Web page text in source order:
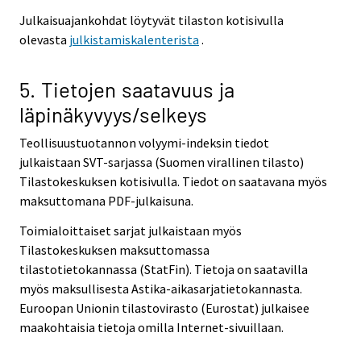
Julkaisuajankohdat löytyvät tilaston kotisivulla
olevasta julkistamiskalenterista .
5. Tietojen saatavuus ja
läpinäkyvyys/selkeys
Teollisuustuotannon volyymi-indeksin tiedot
julkaistaan SVT-sarjassa (Suomen virallinen tilasto)
Tilastokeskuksen kotisivulla. Tiedot on saatavana myös
maksuttomana PDF-julkaisuna.
Toimialoittaiset sarjat julkaistaan myös
Tilastokeskuksen maksuttomassa
tilastotietokannassa (StatFin). Tietoja on saatavilla
myös maksullisesta Astika-aikasarjatietokannasta.
Euroopan Unionin tilastovirasto (Eurostat) julkaisee
maakohtaisia tietoja omilla Internet-sivuillaan.